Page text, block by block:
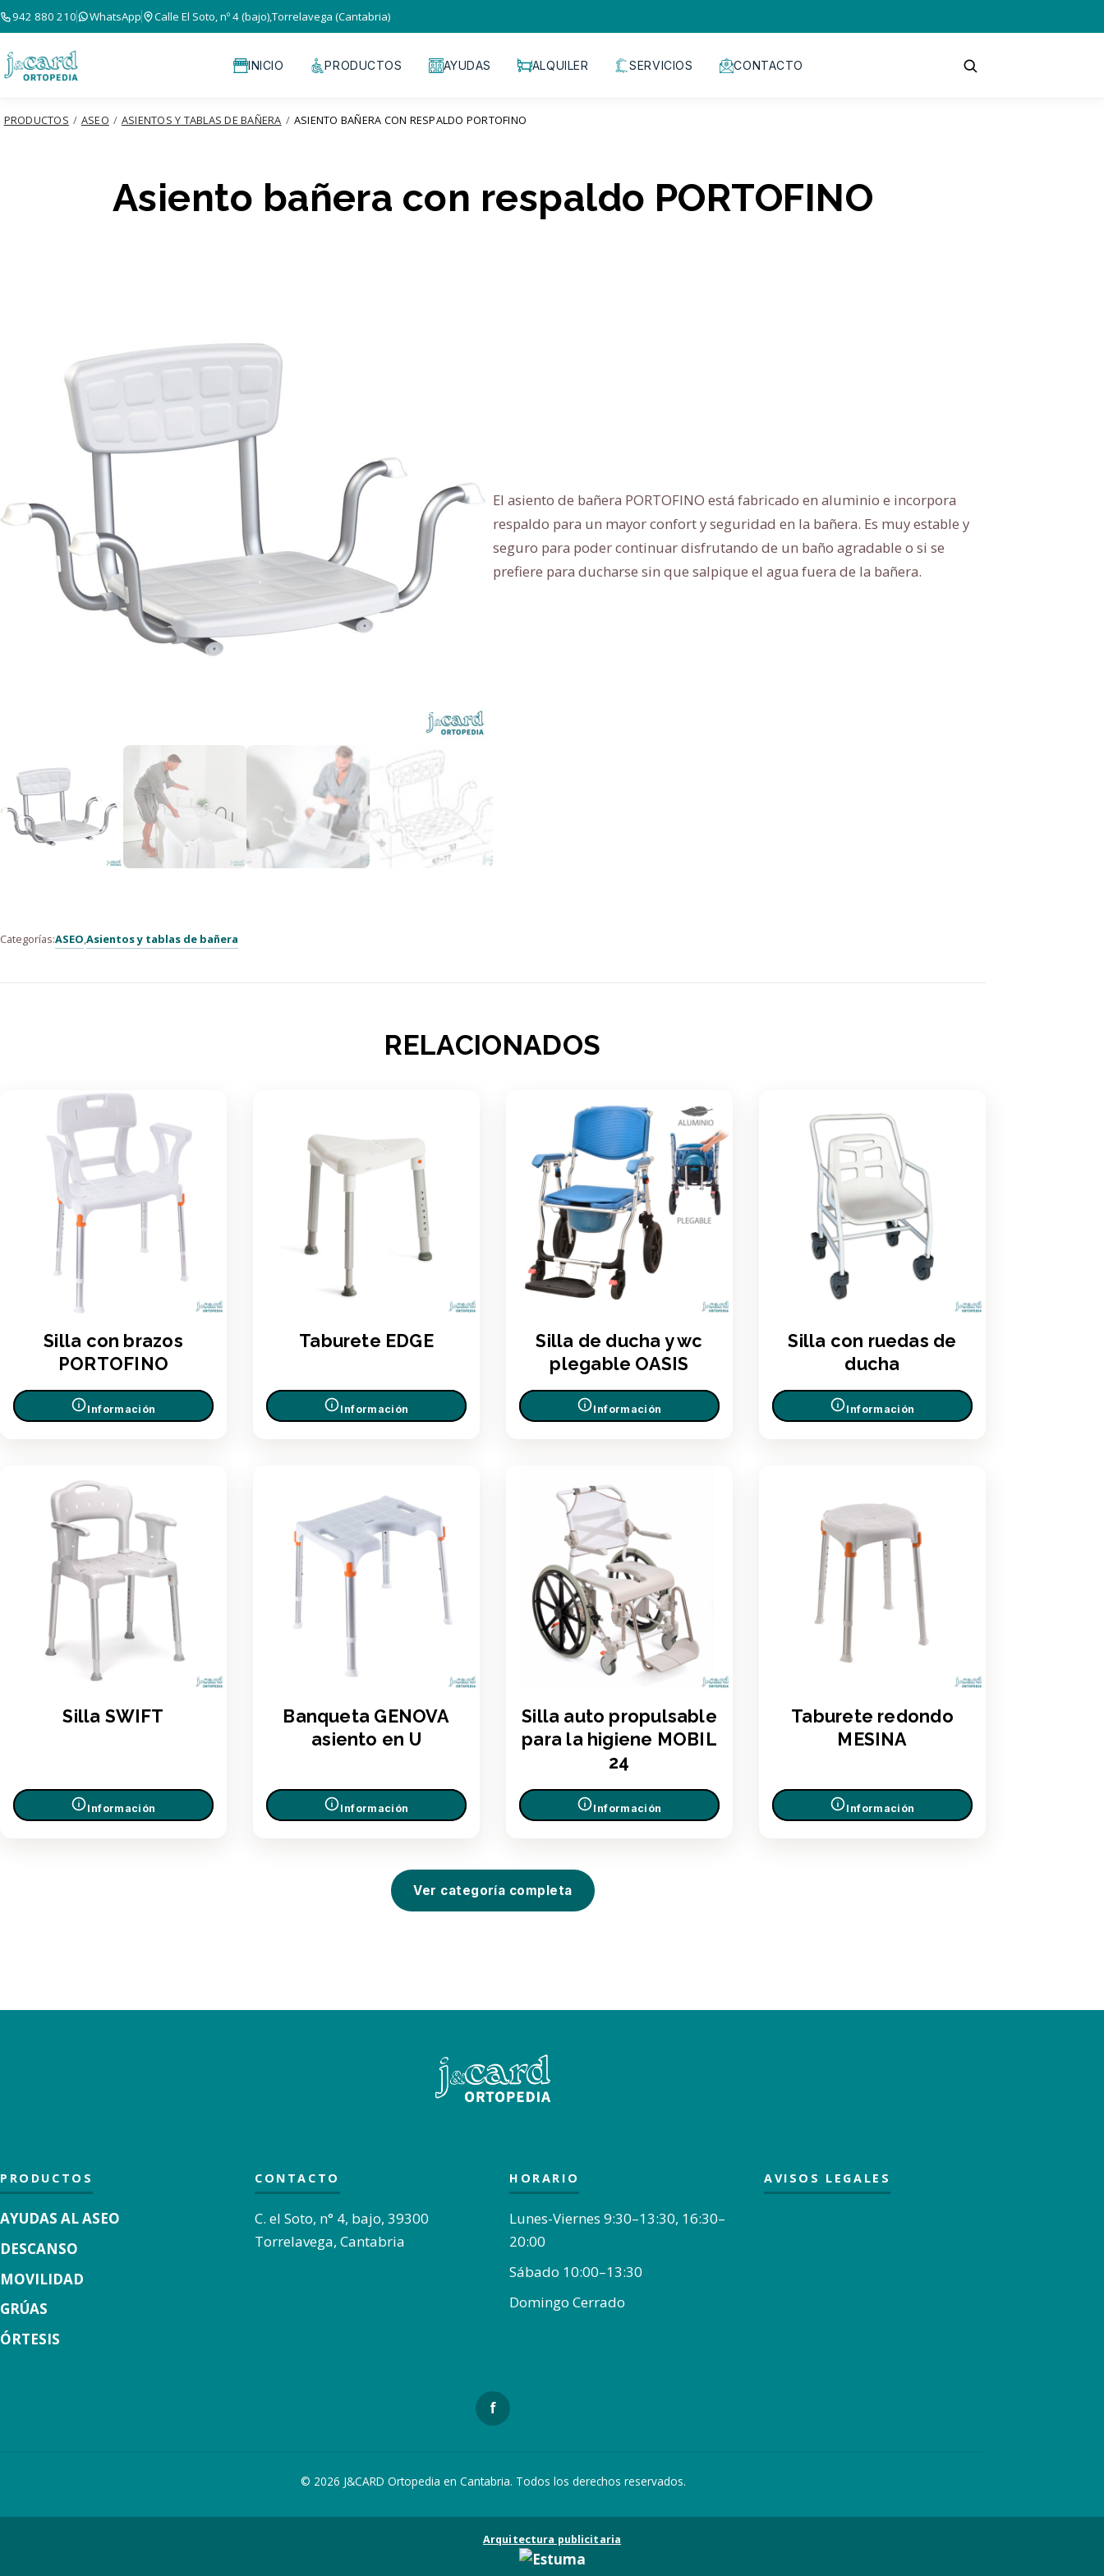
942 880 210 WhatsApp Calle El Soto, nº 4 (bajo),Torrelavega (Cantabria)
INICIO PRODUCTOS AYUDAS ALQUILER SERVICIOS CONTACTO
PRODUCTOS / ASEO / ASIENTOS Y TABLAS DE BAÑERA / ASIENTO BAÑERA CON RESPALDO PORTOFINO
Asiento bañera con respaldo PORTOFINO
El asiento de bañera PORTOFINO está fabricado en aluminio e incorpora
respaldo para un mayor confort y seguridad en la bañera. Es muy estable y
seguro para poder continuar disfrutando de un baño agradable o si se
prefiere para ducharse sin que salpique el agua fuera de la bañera.
Categorías:ASEO,Asientos y tablas de bañera
RELACIONADOS
Silla con brazos
PORTOFINO
Información
Taburete EDGE
Información
Silla de ducha y wc
plegable OASIS
Información
Silla con ruedas de
ducha
Información
Silla SWIFT
Información
Banqueta GENOVA
asiento en U
Información
Silla auto propulsable
para la higiene MOBIL
24
Información
Taburete redondo
MESINA
Información
Ver categoría completa
PRODUCTOS
AYUDAS AL ASEO
DESCANSO
MOVILIDAD
GRÚAS
ÓRTESIS
CONTACTO
C. el Soto, n° 4, bajo, 39300
Torrelavega, Cantabria
HORARIO
Lunes-Viernes 9:30–13:30, 16:30–
20:00
Sábado 10:00–13:30
Domingo Cerrado
AVISOS LEGALES
f
© 2026 J&CARD Ortopedia en Cantabria. Todos los derechos reservados.
Arquitectura publicitaria